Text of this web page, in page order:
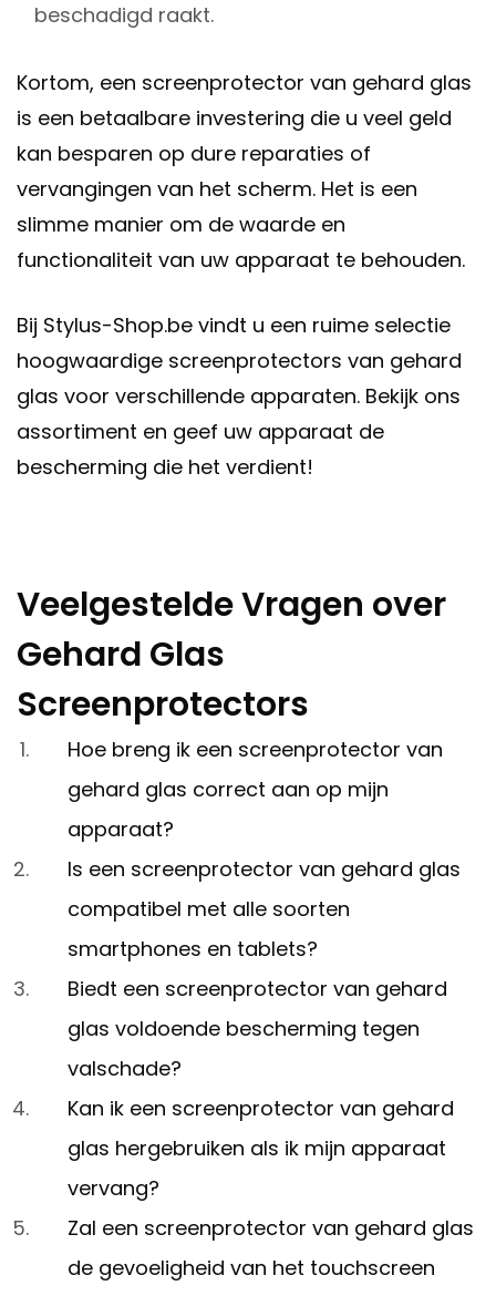
beschadigd raakt.
Kortom, een screenprotector van gehard glas
is een betaalbare investering die u veel geld
kan besparen op dure reparaties of
vervangingen van het scherm. Het is een
slimme manier om de waarde en
functionaliteit van uw apparaat te behouden.
Bij Stylus-Shop.be vindt u een ruime selectie
hoogwaardige screenprotectors van gehard
glas voor verschillende apparaten. Bekijk ons
assortiment en geef uw apparaat de
bescherming die het verdient!
Veelgestelde Vragen over
Gehard Glas
Screenprotectors
Hoe breng ik een screenprotector van
gehard glas correct aan op mijn
apparaat?
Is een screenprotector van gehard glas
compatibel met alle soorten
smartphones en tablets?
Biedt een screenprotector van gehard
glas voldoende bescherming tegen
valschade?
Kan ik een screenprotector van gehard
glas hergebruiken als ik mijn apparaat
vervang?
Zal een screenprotector van gehard glas
de gevoeligheid van het touchscreen